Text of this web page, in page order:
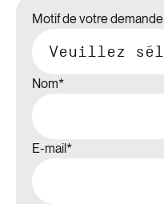
Motif de votre demande
Nom*
E-mail*